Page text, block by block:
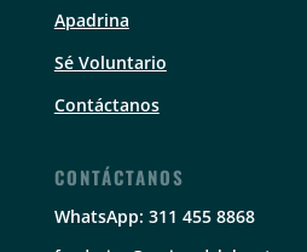
Apadrina
Sé Voluntario
Contáctanos
CONTÁCTANOS
WhatsApp: 311 455 8868